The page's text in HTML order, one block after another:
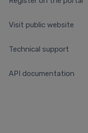
Visit public website
Technical support
API documentation